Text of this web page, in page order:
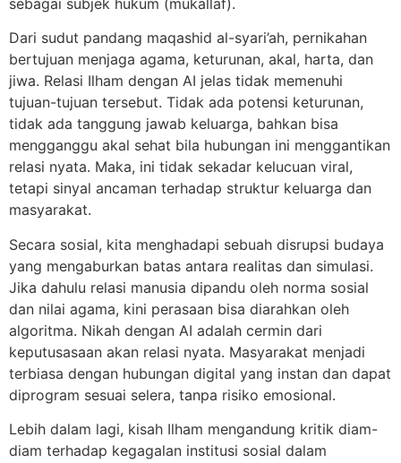
Dari sudut pandang maqashid al-syari’ah, pernikahan
bertujuan menjaga agama, keturunan, akal, harta, dan
jiwa. Relasi Ilham dengan AI jelas tidak memenuhi
tujuan-tujuan tersebut. Tidak ada potensi keturunan,
tidak ada tanggung jawab keluarga, bahkan bisa
mengganggu akal sehat bila hubungan ini menggantikan
relasi nyata. Maka, ini tidak sekadar kelucuan viral,
tetapi sinyal ancaman terhadap struktur keluarga dan
masyarakat.
Secara sosial, kita menghadapi sebuah disrupsi budaya
yang mengaburkan batas antara realitas dan simulasi.
Jika dahulu relasi manusia dipandu oleh norma sosial
dan nilai agama, kini perasaan bisa diarahkan oleh
algoritma. Nikah dengan AI adalah cermin dari
keputusasaan akan relasi nyata. Masyarakat menjadi
terbiasa dengan hubungan digital yang instan dan dapat
diprogram sesuai selera, tanpa risiko emosional.
Lebih dalam lagi, kisah Ilham mengandung kritik diam-
diam terhadap kegagalan institusi sosial dalam